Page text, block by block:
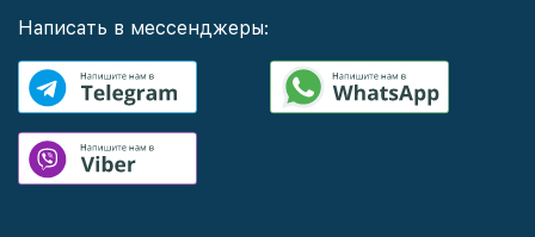
Написать в мессенджеры: